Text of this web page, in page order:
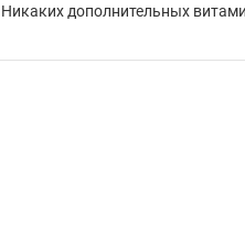
Никаких дополнительных